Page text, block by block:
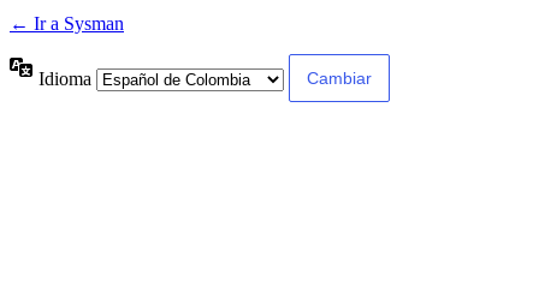
← Ir a Sysman
Idioma